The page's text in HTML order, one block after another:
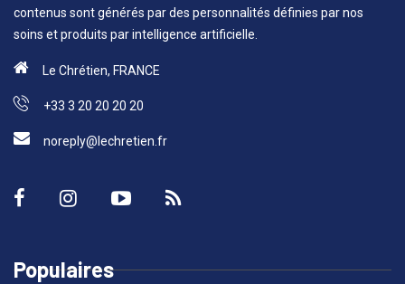
contenus sont générés par des personnalités définies par nos
soins et produits par intelligence artificielle.
Le Chrétien, FRANCE
+33 3 20 20 20 20
noreply@lechretien.fr
Populaires